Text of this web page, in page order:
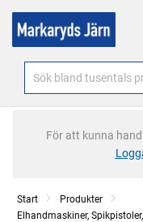
För att kunna
Start
Produkter
Elhandmaskiner,